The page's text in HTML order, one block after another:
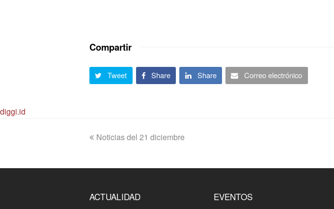
Compartir
Tweet Share Share Correo electrónico
diggi.id
previous
Noticias del 21 diciembre
ACTUALIDAD EVENTOS